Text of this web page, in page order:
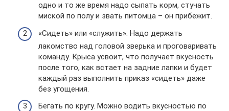
одно и то же время надо сыпать корм, стучать
миской по полу и звать питомца – он прибежит.
«Сидеть» или «служить». Надо держать
лакомство над головой зверька и проговаривать
команду. Крыса усвоит, что получает вкусность
после того, как встает на задние лапки и будет
каждый раз выполнить приказ «сидеть» даже
без угощения.
Бегать по кругу. Можно водить вкусностью по